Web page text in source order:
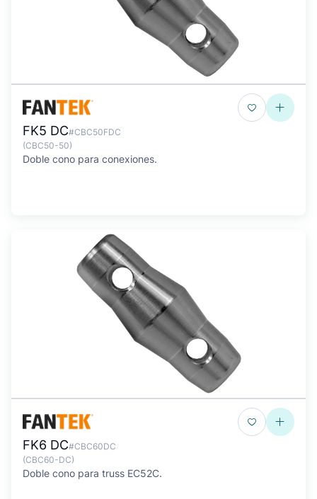
FK5 DC#CBC50FDC
(CBC50-50)
Doble cono para conexiones.
FK6 DC#CBC60DC
(CBC60-DC)
Doble cono para truss EC52C.